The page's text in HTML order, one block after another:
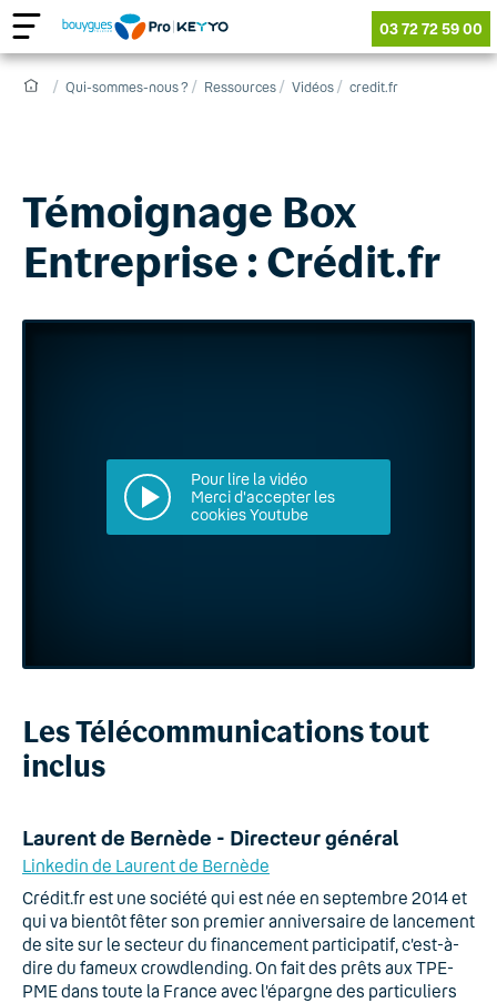
03 72 72 59 00
Qui-sommes-nous ? Ressources Vidéos credit.fr
Témoignage Box
Entreprise : Crédit.fr
Pour lire la vidéo
Merci d'accepter les
cookies Youtube
Les Télécommunications tout
inclus
Laurent de Bernède - Directeur général
Linkedin de Laurent de Bernède
Crédit.fr est une société qui est née en septembre 2014 et
qui va bientôt fêter son premier anniversaire de lancement
de site sur le secteur du financement participatif, c’est-à-
dire du fameux crowdlending. On fait des prêts aux TPE-
PME dans toute la France avec l’épargne des particuliers